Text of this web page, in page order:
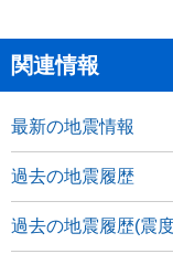
関連情報
最新の地震情報
過去の地震履歴
過去の地震履歴(震